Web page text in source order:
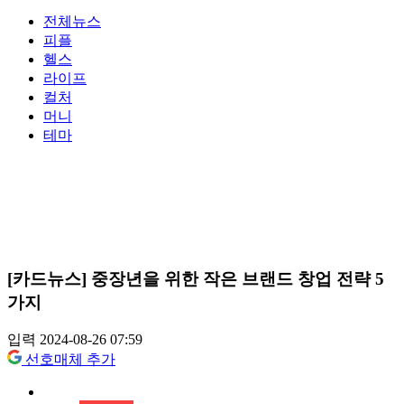
전체뉴스
피플
헬스
라이프
컬처
머니
테마
[카드뉴스] 중장년을 위한 작은 브랜드 창업 전략 5
가지
입력 2024-08-26 07:59
선호매체 추가